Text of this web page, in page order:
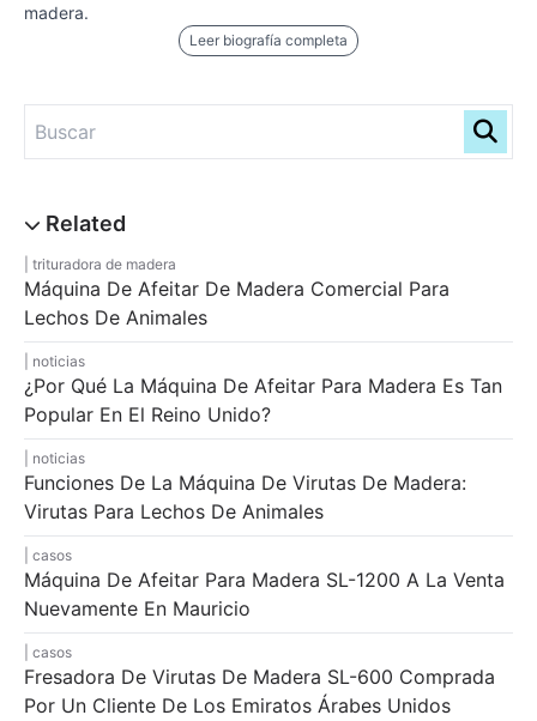
madera.
Leer biografía completa
trituradora de madera
Máquina De Afeitar De Madera Comercial Para
Lechos De Animales
noticias
¿Por Qué La Máquina De Afeitar Para Madera Es Tan
Popular En El Reino Unido?
noticias
Funciones De La Máquina De Virutas De Madera:
Virutas Para Lechos De Animales
casos
Máquina De Afeitar Para Madera SL-1200 A La Venta
Nuevamente En Mauricio
casos
Fresadora De Virutas De Madera SL-600 Comprada
Por Un Cliente De Los Emiratos Árabes Unidos